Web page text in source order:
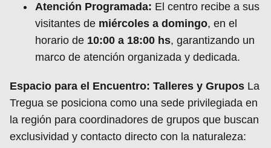
Atención Programada: El centro recibe a sus
visitantes de miércoles a domingo, en el
horario de 10:00 a 18:00 hs, garantizando un
marco de atención organizada y dedicada.
Espacio para el Encuentro: Talleres y Grupos La
Tregua se posiciona como una sede privilegiada en
la región para coordinadores de grupos que buscan
exclusividad y contacto directo con la naturaleza: